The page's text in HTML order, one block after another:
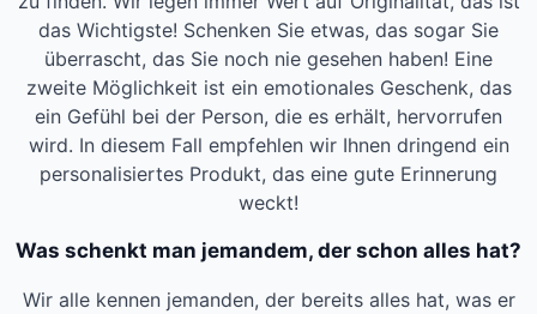
das Wichtigste! Schenken Sie etwas, das sogar Sie
überrascht, das Sie noch nie gesehen haben! Eine
zweite Möglichkeit ist ein emotionales Geschenk, das
ein Gefühl bei der Person, die es erhält, hervorrufen
wird. In diesem Fall empfehlen wir Ihnen dringend ein
personalisiertes Produkt, das eine gute Erinnerung
weckt!
Was schenkt man jemandem, der schon alles hat?
Wir alle kennen jemanden, der bereits alles hat, was er